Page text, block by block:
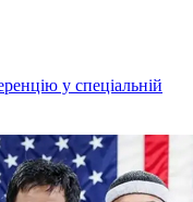
у спеціальній